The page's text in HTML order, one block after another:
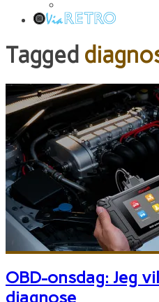
Tagged
OBD-onsdag: Jeg
diagnose